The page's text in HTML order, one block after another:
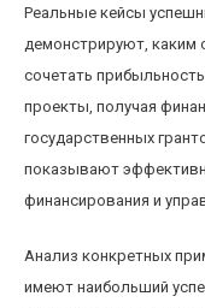
Реальные кейсы
демонстрируют, каким
сочетать
проекты, получая
государственных
показывают
финансирования и
Анализ конкретных
имеют наибольший